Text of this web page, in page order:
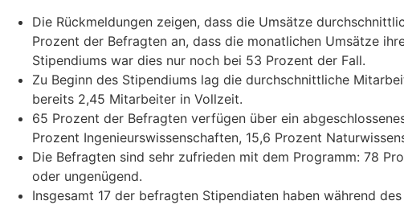
Die Rückmeldungen zeigen, dass die Umsätze
Prozent der Befragten an, dass die monatlichen Umsätze
Stipendiums war dies nur noch bei 53 Prozent der Fall.
Zu Beginn des Stipendiums lag die durchschnittliche
bereits 2,45 Mitarbeiter in Vollzeit.
65 Prozent der Befragten verfügen über ein
Prozent Ingenieurswissenschaften, 15,6 Prozent
Die Befragten sind sehr zufrieden mit dem Programm: 78
oder ungenügend.
Insgesamt 17 der befragten Stipendiaten haben während